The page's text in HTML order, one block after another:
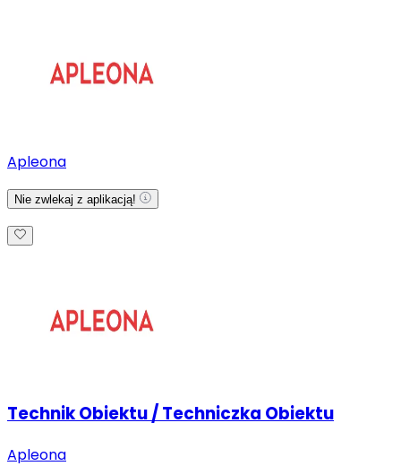
Apleona
Nie zwlekaj z aplikacją!
Technik Obiektu / Techniczka Obiektu
Apleona